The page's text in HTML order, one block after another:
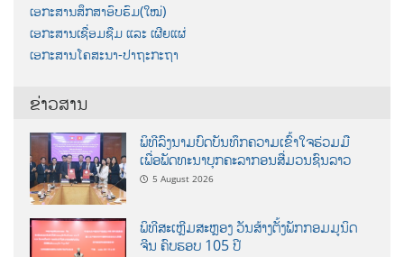
ເອກະສານສຶກສາອົບຮົມ(ໃໝ່)
ເອກະສານເຊື່ອມຊືມ ແລະ ເຜີຍແຜ່
ເອກະສານໂຄສະນາ-ປາຖະກະຖາ
ຂ່າວສານ
ພິທີລົງນາມບົດບັນທຶກຄວາມເຂົ້າໃຈຮ່ວມມື
ເພື່ອພັດທະນາບຸກຄະລາກອນສື່ມວນຊົນລາວ
5 August 2026
ພິທີສະເຫຼີມສະຫຼອງ ວັນສ້າງຕັ້ງພັກກອມມູນິດ
ຈີນ ຄົບຮອບ 105 ປີ